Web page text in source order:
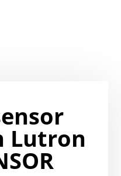
Lutron